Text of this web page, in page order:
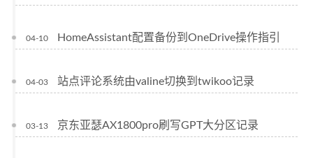
04-10 HomeAssistant配置备份到OneDrive操作指引
04-03 站点评论系统由valine切换到twikoo记录
03-13 京东亚瑟AX1800pro刷写GPT大分区记录